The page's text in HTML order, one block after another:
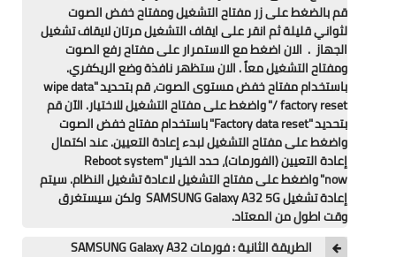
مقالات
العاب
تطبيقات
العملات الرقمية
قم بالضغط على زر مفتاح التشغيل ومفتاح خفض الصوت
لثواني قليلة ثم انقر على ايقاف التشغيل مرتان لايقاف تشغيل
الجهاز . الان اضغط مع الاستمرار على مفتاح رفع الصوت
ومفتاح التشغيل معاً . الان ستظهر نافذة وضع الريكفري.
باستخدام مفتاح خفض مستوى الصوت، قم بتحديد "wipe data
/ factory reset" واضغط على مفتاح التشغيل للاختيار. الآن قم
بتحديد "Factory data reset" باستخدام مفتاح خفض الصوت
واضغط على مفتاح التشغيل لبدء إعادة التعيين. عند اكتمال
إعادة التعيين (الفورمات)، حدد الخيار "Reboot system
now" واضغط على مفتاح التشغيل لاعادة تشغيل النظام. سيتم
إعادة تشغيل SAMSUNG Galaxy A32 5G ولكن سيستغرق
وقت اطول من المعتاد.
الطريقة الثانية : فورمات SAMSUNG Galaxy A32